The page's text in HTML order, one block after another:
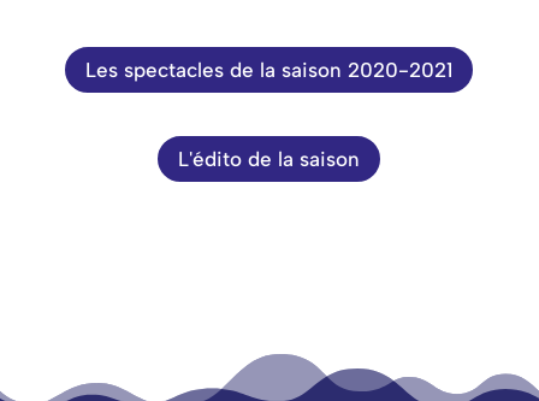
Les spectacles de la saison 2020-2021
L'édito de la saison